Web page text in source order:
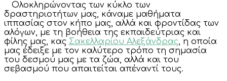
Ολοκληρώνοντας των κύκλο των
δραστηριοτήτων μας, κάναμε μαθήματα
ιππασίας στον κήπο μας, αλλά και φροντίδας των
αλόγων, με τη βοήθεια της εκπαιδεύτριας και
φίλης μας, κας Σακελλαρίου Αλεξάνδρας, η οποία
μας έδειξε με τον καλύτερο τρόπο τη σημασία
του δεσμού μας με τα ζώα, αλλά και του
σεβασμού που απαιτείται απέναντί τους.